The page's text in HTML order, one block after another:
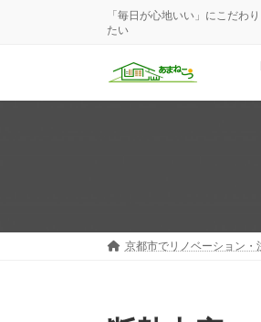
「毎日が心地いい」にこだわり
たい
京都市でリノベーション・